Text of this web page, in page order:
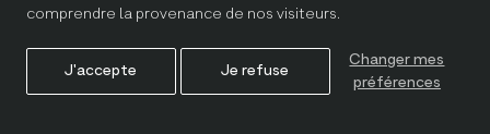
comprendre la provenance de nos visiteurs.
J'accepte Je refuse
Changer mes
préférences